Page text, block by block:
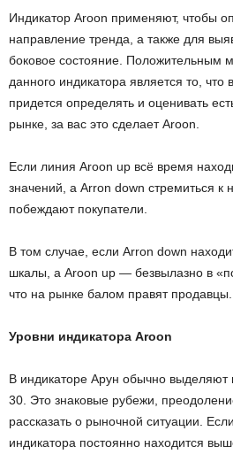
Индикатор Aroon применяют, чтобы
направление тренда, а также для
боковое состояние. Положительным
данного индикатора является то, что
придется определять и оценивать
рынке, за вас это сделает Aroon.
Если линия Aroon up всё время
значений, а Arron down стремиться к
побеждают покупатели.
В том случае, если Arron down
шкалы, а Aroon up — безвылазно в
что на рынке балом правят продавцы.
Уровни индикатора Aroon
В индикаторе Арун обычно выделяют
30. Это знаковые рубежи,
рассказать о рыночной ситуации.
индикатора постоянно находится